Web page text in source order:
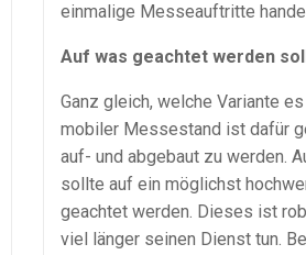
einmalige Messeauftritte
Auf was geachtet werden
Ganz gleich, welche Variante
mobiler Messestand ist dafür
auf- und abgebaut zu werden.
sollte auf ein möglichst
geachtet werden. Dieses ist
viel länger seinen Dienst tun.